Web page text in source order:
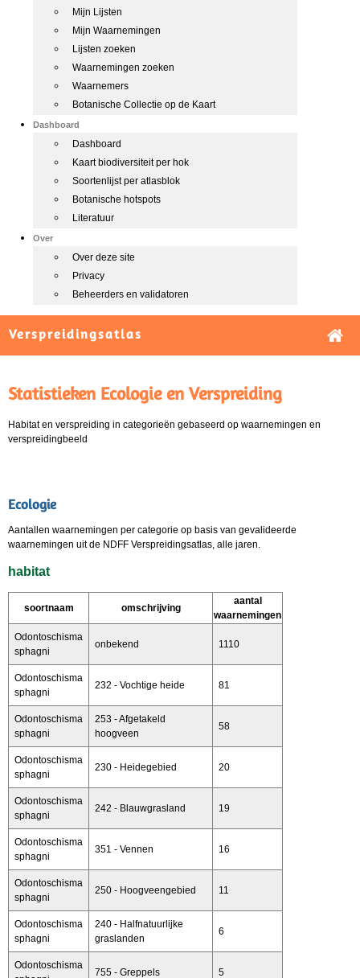
Mijn Lijsten
Mijn Waarnemingen
Lijsten zoeken
Waarnemingen zoeken
Waarnemers
Botanische Collectie op de Kaart
Dashboard
Dashboard
Kaart biodiversiteit per hok
Soortenlijst per atlasblok
Botanische hotspots
Literatuur
Over
Over deze site
Privacy
Beheerders en validatoren
Verspreidingsatlas
Statistieken Ecologie en Verspreiding
Habitat en verspreiding in categorieën gebaseerd op waarnemingen en
verspreidingbeeld
Ecologie
Aantallen waarnemingen per categorie op basis van gevalideerde
waarnemingen uit de NDFF Verspreidingsatlas, alle jaren.
habitat
soortnaam omschrijving
aantal
waarnemingen
Odontoschisma
sphagni
onbekend 1110
Odontoschisma
sphagni
232 - Vochtige heide 81
Odontoschisma
sphagni
253 - Afgetakeld
hoogveen
58
Odontoschisma
sphagni
230 - Heidegebied 20
Odontoschisma
sphagni
242 - Blauwgrasland 19
Odontoschisma
sphagni
351 - Vennen 16
Odontoschisma
sphagni
250 - Hoogveengebied 11
Odontoschisma
sphagni
240 - Halfnatuurlijke
graslanden
6
Odontoschisma
755 - Greppels 5